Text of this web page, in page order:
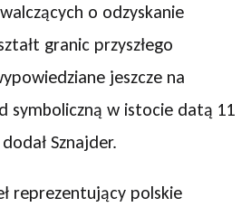
o odzyskanie
granic przyszłego
jeszcze na
symboliczną w istocie datą 11
Sznajder.
reprezentujący polskie